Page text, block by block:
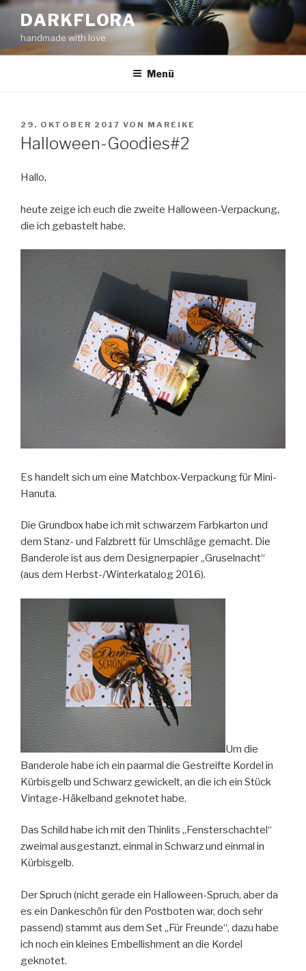
Zum
Inhalt
springen
DARKFLORA
handmade with love
Menü
VERÖFFENTLICHT
AM
29. OKTOBER 2017 VON MAREIKE
Halloween-Goodies#2
Hallo,
heute zeige ich euch die zweite Halloween-Verpackung,
die ich gebastelt habe.
Es handelt sich um eine Matchbox-Verpackung für Mini-
Hanuta.
Die Grundbox habe ich mit schwarzem Farbkarton und
dem Stanz- und Falzbrett für Umschläge gemacht. Die
Banderole ist aus dem Designerpapier „Gruselnacht“
(aus dem Herbst-/Winterkatalog 2016).
Um die
Banderole habe ich ein paarmal die Gestreifte Kordel in
Kürbisgelb und Schwarz gewickelt, an die ich ein Stück
Vintage-Häkelband geknotet habe.
Das Schild habe ich mit den Thinlits „Fensterschachtel“
zweimal ausgestanzt, einmal in Schwarz und einmal in
Kürbisgelb.
Der Spruch (nicht gerade ein Halloween-Spruch, aber da
es ein Dankeschön für den Postboten war, doch sehr
passend) stammt aus dem Set „Für Freunde“, dazu habe
ich noch ein kleines Embellishment an die Kordel
geknotet.